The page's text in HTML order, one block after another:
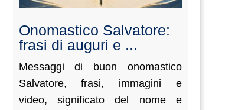
Onomastico Salvatore:
frasi di auguri e ...
Messaggi di buon onomastico
Salvatore, frasi, immagini e
video, significato del nome e